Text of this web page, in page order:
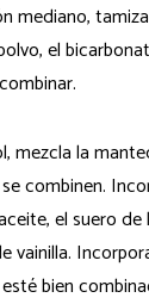
mediano,
el
mezcla la
combinen.
el suero de
vainilla.
bien